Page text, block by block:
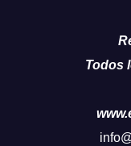
Todos